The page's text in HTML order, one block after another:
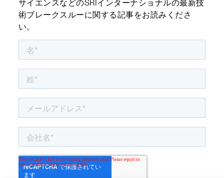
サイエンスなどのSRIインターナショナルの最新技
術ブレークスルーに関する記事をお読みくださ
い。